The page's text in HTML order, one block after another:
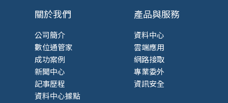
關於我們
公司簡介
數位通管家
成功案例
新聞中心
記事歷程
資料中心據點
產品與服務
資料中心
雲端應用
網路接取
專業委外
資訊安全